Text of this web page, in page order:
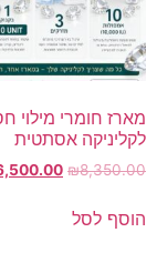
מארז חומרי מילוי
לקליניקה אסתטית
₪8,350.00
הוסף לסל